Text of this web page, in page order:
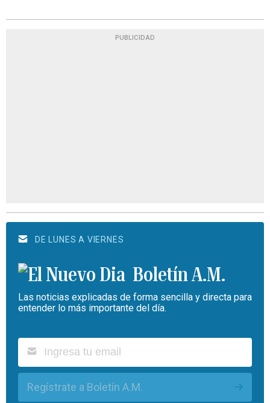
PUBLICIDAD
DE LUNES A VIERNES
Boletín A.M.
Las noticias explicadas de forma sencilla y directa para
entender lo más importante del día.
Regístrate a Boletín A.M.